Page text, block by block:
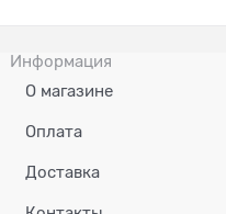
Информация
О магазине
Оплата
Доставка